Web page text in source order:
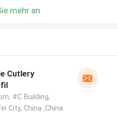
mehr an
Cutlery
#C Building,
City, China ,China